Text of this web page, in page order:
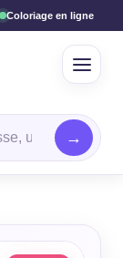
Coloriage en ligne